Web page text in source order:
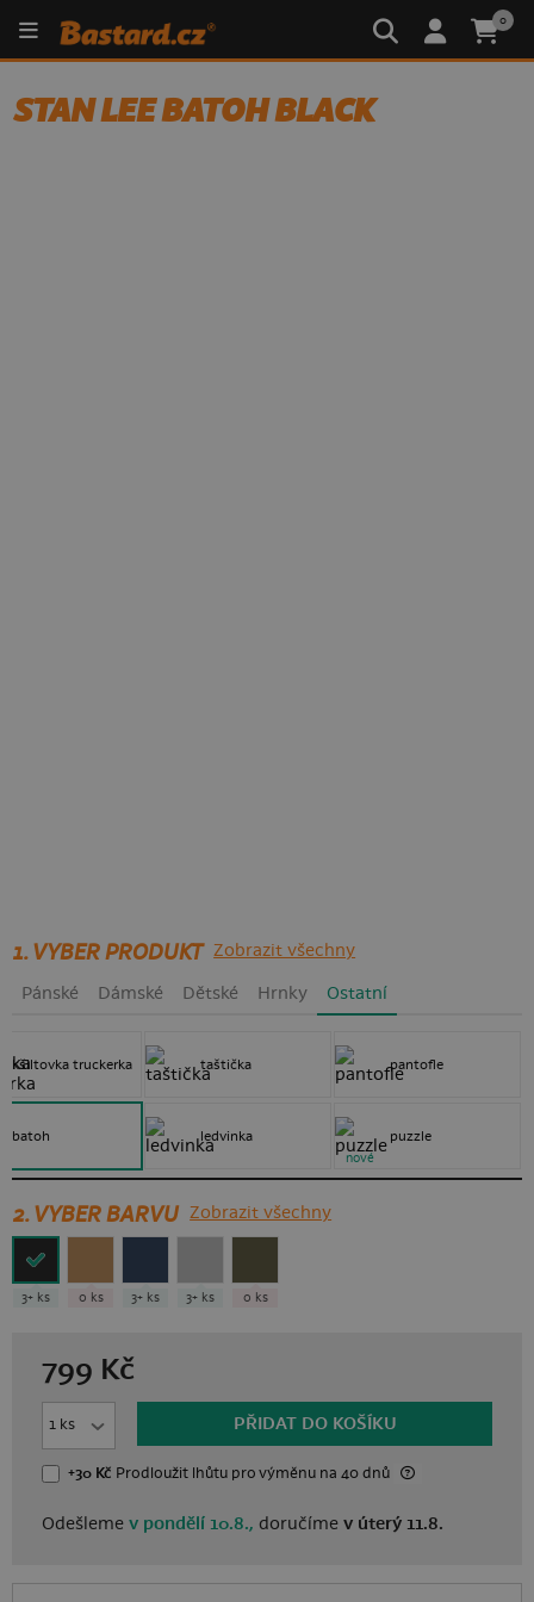
0
STAN LEE BATOH BLACK
1. VYBER PRODUKT Zobrazit všechny
Pánské Dámské Dětské Hrnky Ostatní
kšiltovka truckerka
batoh
taštička
ledvinka
pantofle
puzzle
nové
2. VYBER BARVU Zobrazit všechny
3+ ks 0 ks 3+ ks 3+ ks 0 ks
799 Kč
PŘIDAT DO KOŠÍKU
+30 Kč Prodloužit lhůtupro výměnu na 40 dnů
Odešlemev pondělí 10.8., doručímev úterý 11.8.